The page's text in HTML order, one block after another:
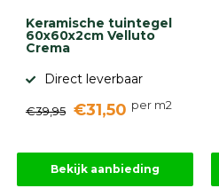
Keramische tuintegel
60x60x2cm Velluto
Crema
Direct leverbaar
€39,95 €31,50 per m2
Bekijk aanbieding